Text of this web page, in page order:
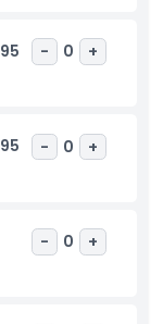
乗艦した水兵たちの
サンゼルスの中心で
える機会をお見逃し
- 0 +
- 0 +
- 0 +